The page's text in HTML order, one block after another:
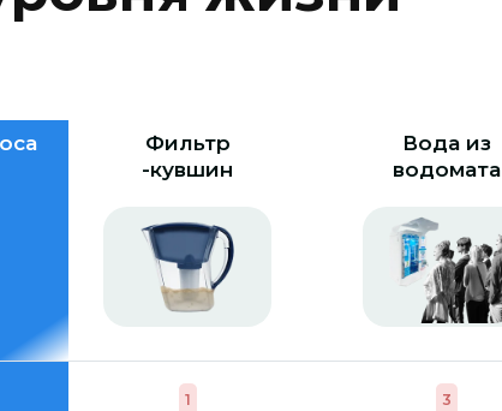
Фильтр
-кувшин
Вода из
водомата
1 3